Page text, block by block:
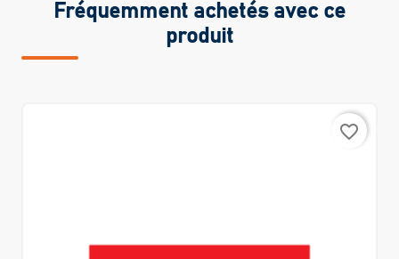
Fréquemment achetés avec ce
produit
favorite_border